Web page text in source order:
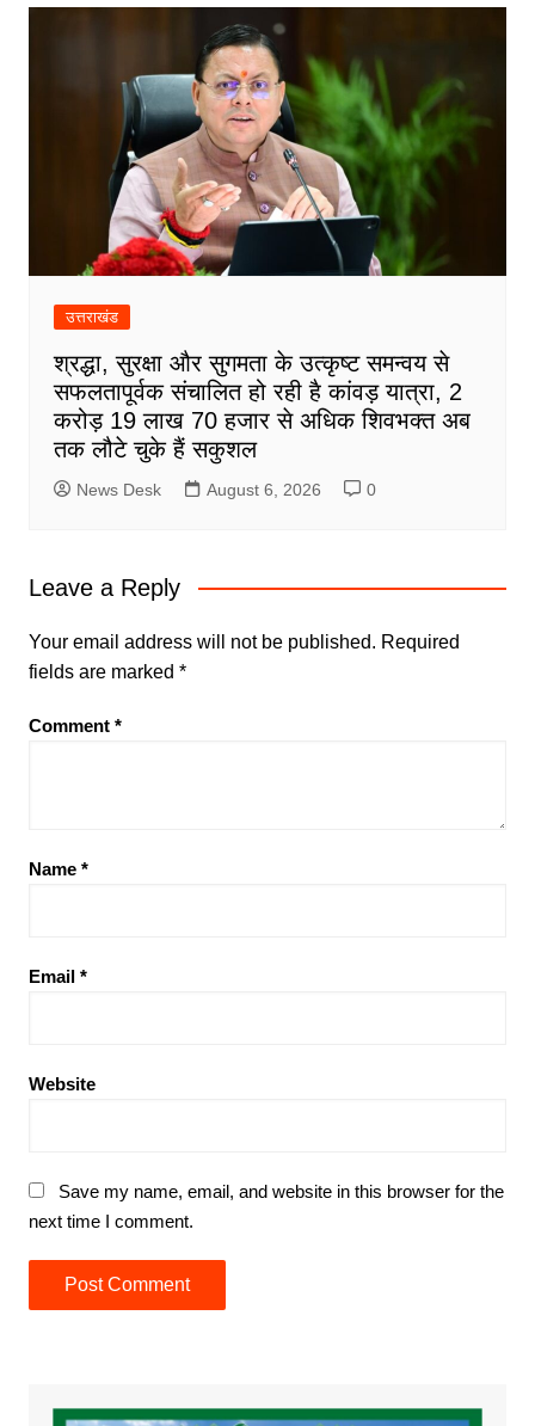
उत्तराखंड
श्रद्धा, सुरक्षा और सुगमता के उत्कृष्ट समन्वय से
सफलतापूर्वक संचालित हो रही है कांवड़ यात्रा, 2
करोड़ 19 लाख 70 हजार से अधिक शिवभक्त अब
तक लौटे चुके हैं सकुशल
News Desk August 6, 2026 0
Leave a Reply
Your email address will not be published. Required
fields are marked *
Comment *
Name *
Email *
Website
Save my name, email, and website in this browser for the
next time I comment.